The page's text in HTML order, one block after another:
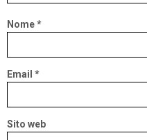
Nome*
Email *
Sito web